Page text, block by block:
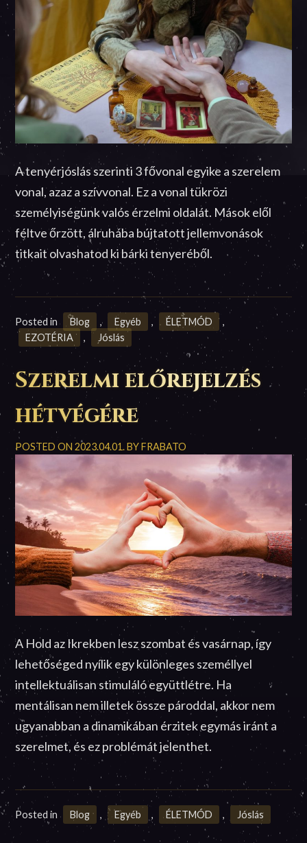
A tenyérjóslás szerinti 3 fővonal egyike a szerelem
vonal, azaz a szívvonal. Ez a vonal tükrözi
személyiségünk valós érzelmi oldalát. Mások elől
féltve őrzött, álruhába bújtatott jellemvonások
titkait olvashatod ki bárki tenyeréből.
Posted in Blog , Egyéb , ÉLETMÓD
,
EZOTÉRIA
, Jóslás
Szerelmi előrejelzés
hétvégére
POSTED ON2023.04.01.BYFRABATO
A Hold az Ikrekben lesz szombat és vasárnap, így
lehetőséged nyílik egy különleges személlyel
intellektuálisan stimuláló együttlétre. Ha
mentálisan nem illetek össze pároddal, akkor nem
ugyanabban a dinamikában érzitek egymás iránt a
szerelmet, és ez problémát jelenthet.
Posted in Blog , Egyéb , ÉLETMÓD , Jóslás